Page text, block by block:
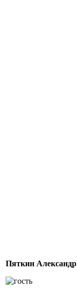
Пяткин Александр